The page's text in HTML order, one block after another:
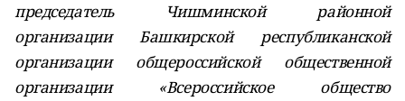
председатель Чишминской районной
организации Башкирской республиканской
организации общероссийской общественной
организации «Всероссийское общество